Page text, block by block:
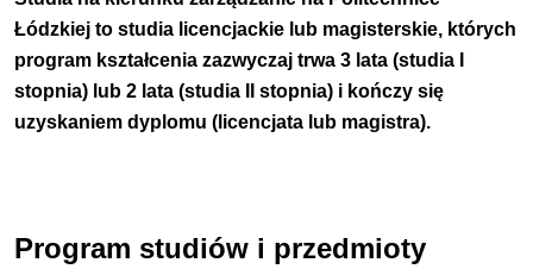
Łódzkiej to studia licencjackie lub magisterskie, których
program kształcenia zazwyczaj trwa 3 lata (studia I
stopnia) lub 2 lata (studia II stopnia) i kończy się
uzyskaniem dyplomu (licencjata lub magistra).
Program studiów i przedmioty